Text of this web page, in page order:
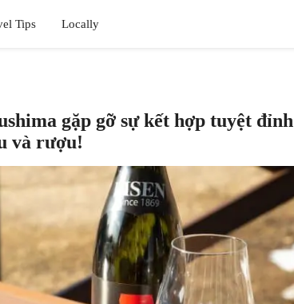
Tips Locally
gặp gỡ sự kết hợp tuyệt đỉnh
và rượu!